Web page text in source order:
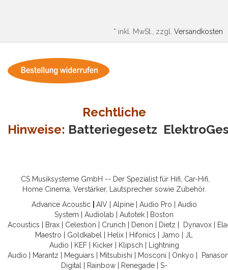
* inkl. MwSt., zzgl. Versandkosten
Rechtliche
Hinweise: Batteriegesetz
CS Musiksysteme GmbH -- Der Spezialist für Hifi, Car-Hifi,
Home Cinema, Verstärker, Lautsprecher sowie Zubehör.
Advance Acoustic
AIV| Alpine| Audio Pro
Audio
System
Audiolab Autotek
Boston
Acoustics
Brax Celestion Crunch Denon Dietz Dynavox
Maestro
Goldkabel Helix Hifonics Jamo
JL
Audio
KEF| Kicker| Klipsch
Lightning
Audio
Marantz Meguiars Mitsubishi Mosconi Onkyo
Digital
Rainbow| Renegade| S-